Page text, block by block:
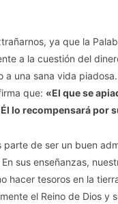
ya que la
a la cuestión del
a una sana vida piadosa.
que: «El que se
lo recompensará por
parte de ser un buen
sus enseñanzas,
hacer tesoros en la
el Reino de Dios y